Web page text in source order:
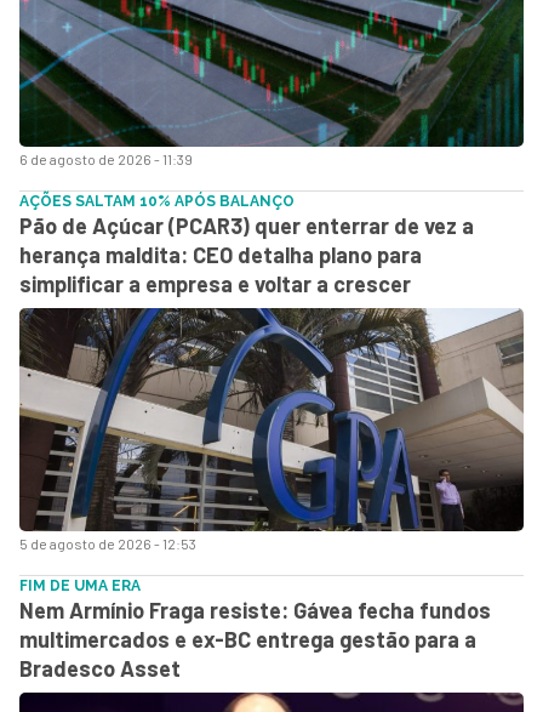
6 de agosto de 2026 - 11:39
5 de agosto de 2026 - 12:53
AÇÕES SALTAM 10% APÓS BALANÇO
Pão de Açúcar (PCAR3) quer enterrar de vez a
herança maldita: CEO detalha plano para
simplificar a empresa e voltar a crescer
FIM DE UMA ERA
Nem Armínio Fraga resiste: Gávea fecha fundos
multimercados e ex-BC entrega gestão para a
Bradesco Asset